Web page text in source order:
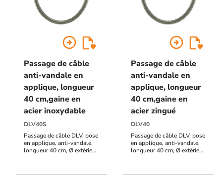
arrow_circle_right
Passage de câble
anti-vandale en
applique, longueur
40 cm,gaine en
acier inoxydable
DLV40S
Passage de câble DLV, pose
en applique, anti-vandale,
longueur 40 cm, Ø extérieur
arrow_circle_right
Passage de câble
anti-vandale en
applique, longueur
40 cm,gaine en
acier zingué
DLV40
Passage de câble DLV, pose
en applique, anti-vandale,
longueur 40 cm, Ø extérieur